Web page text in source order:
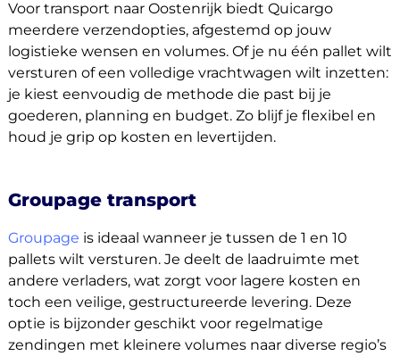
Voor transport naar Oostenrijk biedt Quicargo
meerdere verzendopties, afgestemd op jouw
logistieke wensen en volumes. Of je nu één pallet wilt
versturen of een volledige vrachtwagen wilt inzetten:
je kiest eenvoudig de methode die past bij je
goederen, planning en budget. Zo blijf je flexibel en
houd je grip op kosten en levertijden.
Groupage transport
Groupage is ideaal wanneer je tussen de 1 en 10
pallets wilt versturen. Je deelt de laadruimte met
andere verladers, wat zorgt voor lagere kosten en
toch een veilige, gestructureerde levering. Deze
optie is bijzonder geschikt voor regelmatige
zendingen met kleinere volumes naar diverse regio’s